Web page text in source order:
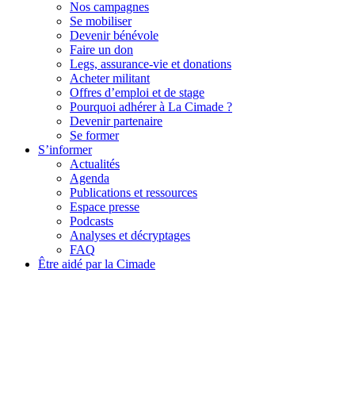
Nos campagnes
Se mobiliser
Devenir bénévole
Faire un don
Legs, assurance-vie et donations
Acheter militant
Offres d’emploi et de stage
Pourquoi adhérer à La Cimade ?
Devenir partenaire
Se former
S’informer
Actualités
Agenda
Publications et ressources
Espace presse
Podcasts
Analyses et décryptages
FAQ
Être aidé par la Cimade